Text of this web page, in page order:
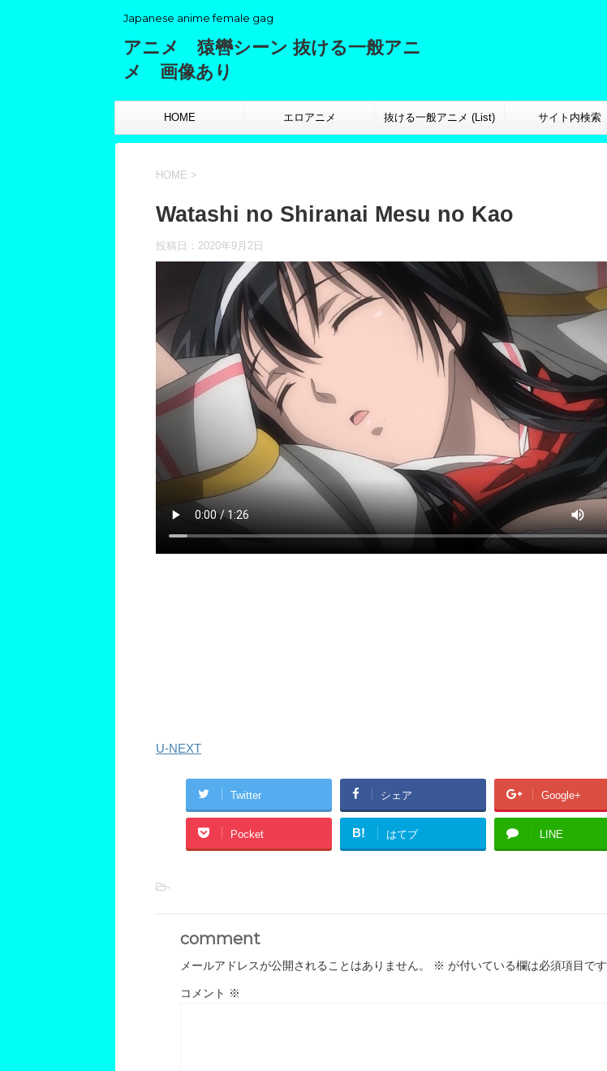
Japanese anime female gag
アニメ 猿轡シーン 抜ける一般アニ
メ 画像あり
HOME エロアニメ 抜ける一般アニメ (List) サイト内検索
HOME >
Watashi no Shiranai Mesu no Kao
投稿日： 2020年9月2日
U-NEXT
Twitter シェア Google+
Pocket B! はてブ LINE
-
comment
メールアドレスが公開されることはありません。 ※ が付いている欄は必須項目です
コメント ※